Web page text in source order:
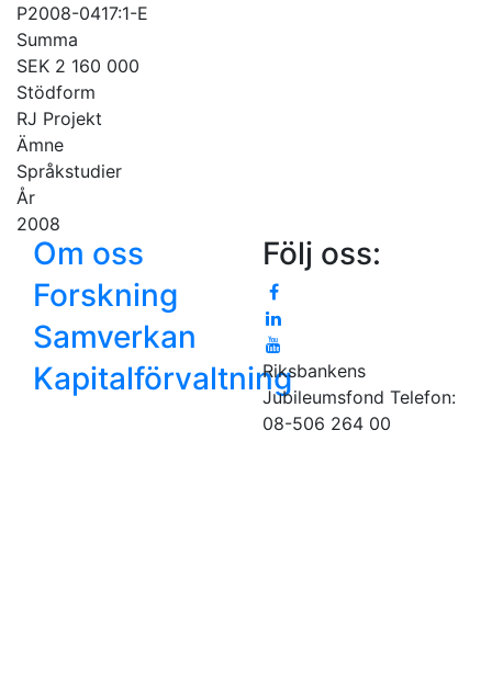
P2008-0417:1-E
Summa
SEK 2 160 000
Stödform
RJ Projekt
Ämne
Språkstudier
År
2008
Om oss
Forskning
Samverkan
Kapitalförvaltning
Följ oss:
Riksbankens
Jubileumsfond Telefon:
08-506 264 00